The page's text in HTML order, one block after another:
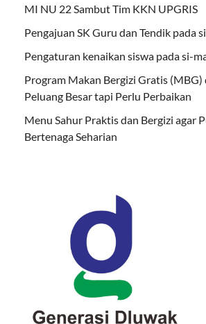
MI NU 22 Sambut Tim KKN UPGRIS
Pengajuan SK Guru dan Tendik pada
Pengaturan kenaikan siswa pada si-
Program Makan Bergizi Gratis
Peluang Besar tapi Perlu Perbaikan
Menu Sahur Praktis dan Bergizi agar
Bertenaga Seharian